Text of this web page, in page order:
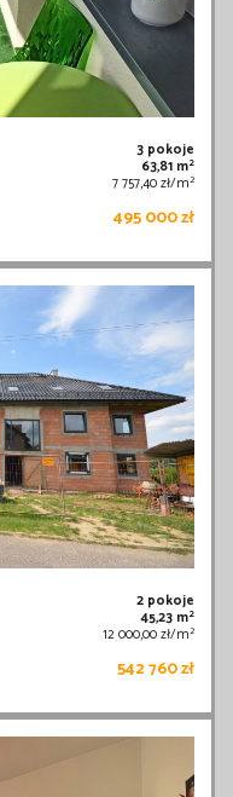
3 pokoje
63,81 m2
7 757,40 zł/m2
495 000 zł
2 pokoje
45,23 m2
12 000,00 zł/m2
542 760 zł